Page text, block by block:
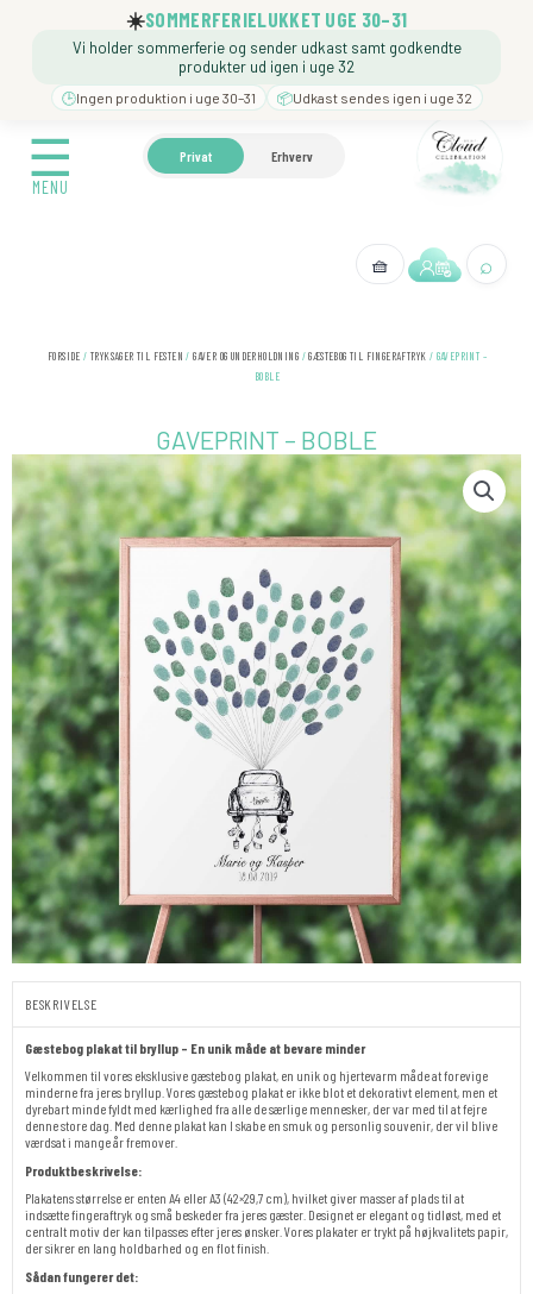
☀️SOMMERFERIELUKKET UGE 30–31
Vi holder sommerferie og sender udkast samt godkendte
produkter ud igen i uge 32
🕒Ingen produktion i uge 30–31 📦Udkast sendes igen i uge 32
☰
MENU
Privat Erhverv
🧺 ⌕
☰
MENU
🍼 BARNEDÅB ❓️ BESØG
FORSIDE /TRYKSAGER TIL FESTEN /GAVER OG UNDERHOLDNING /GÆSTEBOG TIL FINGERAFTRYK / GAVEPRINT –
BOBLE
GAVEPRINT – BOBLE
BESKRIVELSE
Gæstebog plakat til bryllup – En unik måde at bevare minder
Velkommen til vores eksklusive gæstebog plakat, en unik og hjertevarm måde at forevige
minderne fra jeres bryllup. Vores gæstebog plakat er ikke blot et dekorativt element, men et
dyrebart minde fyldt med kærlighed fra alle de særlige mennesker, der var med til at fejre
denne store dag. Med denne plakat kan I skabe en smuk og personlig souvenir, der vil blive
værdsat i mange år fremover.
Produktbeskrivelse:
Plakatens størrelse er enten A4 eller A3 (42×29,7 cm), hvilket giver masser af plads til at
indsætte fingeraftryk og små beskeder fra jeres gæster. Designet er elegant og tidløst, med et
centralt motiv der kan tilpasses efter jeres ønsker. Vores plakater er trykt på højkvalitets papir,
der sikrer en lang holdbarhed og en flot finish.
Sådan fungerer det: